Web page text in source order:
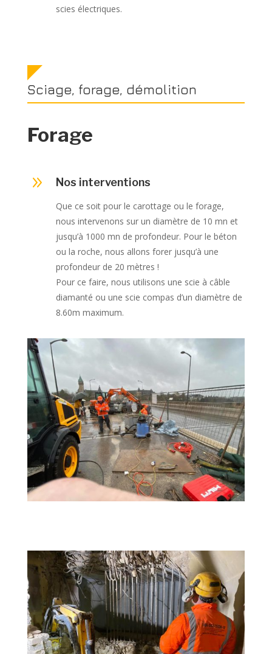
scies électriques.
Sciage, forage, démolition
Forage
9 Nos interventions
Que ce soit pour le carottage ou le forage,
nous intervenons sur un diamètre de 10 mn et
jusqu’à 1000 mn de profondeur. Pour le béton
ou la roche, nous allons forer jusqu’à une
profondeur de 20 mètres !
Pour ce faire, nous utilisons une scie à câble
diamanté ou une scie compas d’un diamètre de
8.60m maximum.